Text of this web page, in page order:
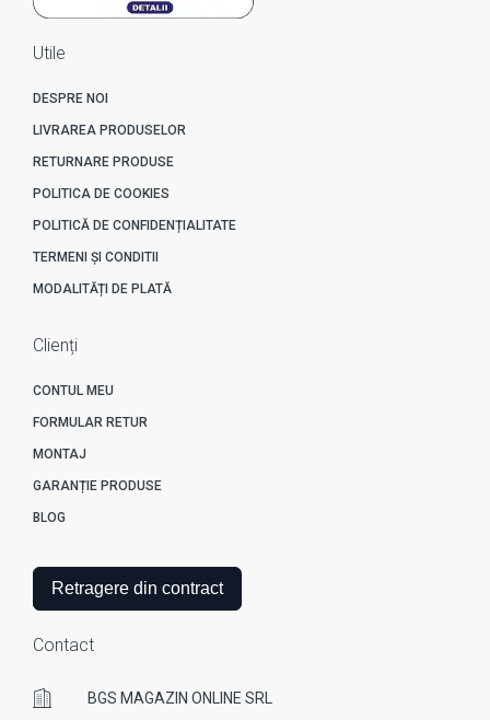
Utile
DESPRE NOI
LIVRAREA PRODUSELOR
RETURNARE PRODUSE
POLITICA DE COOKIES
POLITICĂ DE CONFIDENȚIALITATE
TERMENI ȘI CONDITII
MODALITĂȚI DE PLATĂ
Clienți
CONTUL MEU
FORMULAR RETUR
MONTAJ
GARANȚIE PRODUSE
BLOG
Retragere din contract
Contact
BGS MAGAZIN ONLINE SRL